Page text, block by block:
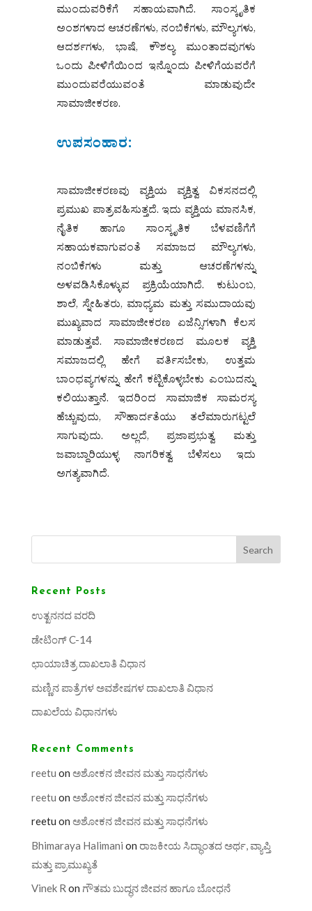
ಮುಂದುವರಿಕೆಗೆ ಸಹಾಯವಾಗಿದೆ. ಸಾಂಸ್ಕೃತಿಕ
ಅಂಶಗಳಾದ ಆಚರಣೆಗಳು, ನಂಬಿಕೆಗಳು, ಮೌಲ್ಯಗಳು,
ಆದರ್ಶಗಳು, ಭಾಷೆ, ಕೌಶಲ್ಯ ಮುಂತಾದವುಗಳು
ಒಂದು ಪೀಳಿಗೆಯಿಂದ ಇನ್ನೊಂದು ಪೀಳಿಗೆಯವರೆಗೆ
ಮುಂದುವರೆಯುವಂತೆ ಮಾಡುವುದೇ
ಸಾಮಾಜೀಕರಣ.
ಉಪಸಂಹಾರ:
ಸಾಮಾಜೀಕರಣವು ವ್ಯಕ್ತಿಯ ವ್ಯಕ್ತಿತ್ವ ವಿಕಸನದಲ್ಲಿ
ಪ್ರಮುಖ ಪಾತ್ರವಹಿಸುತ್ತದೆ. ಇದು ವ್ಯಕ್ತಿಯ ಮಾನಸಿಕ,
ನೈತಿಕ ಹಾಗೂ ಸಾಂಸ್ಕೃತಿಕ ಬೆಳವಣಿಗೆಗೆ
ಸಹಾಯಕವಾಗುವಂತೆ ಸಮಾಜದ ಮೌಲ್ಯಗಳು,
ನಂಬಿಕೆಗಳು ಮತ್ತು ಆಚರಣೆಗಳನ್ನು
ಅಳವಡಿಸಿಕೊಳ್ಳುವ ಪ್ರಕ್ರಿಯೆಯಾಗಿದೆ. ಕುಟುಂಬ,
ಶಾಲೆ, ಸ್ನೇಹಿತರು, ಮಾಧ್ಯಮ ಮತ್ತು ಸಮುದಾಯವು
ಮುಖ್ಯವಾದ ಸಾಮಾಜೀಕರಣ ಏಜೆನ್ಸಿಗಳಾಗಿ ಕೆಲಸ
ಮಾಡುತ್ತವೆ. ಸಾಮಾಜೀಕರಣದ ಮೂಲಕ ವ್ಯಕ್ತಿ
ಸಮಾಜದಲ್ಲಿ ಹೇಗೆ ವರ್ತಿಸಬೇಕು, ಉತ್ತಮ
ಬಾಂಧವ್ಯಗಳನ್ನು ಹೇಗೆ ಕಟ್ಟಿಕೊಳ್ಳಬೇಕು ಎಂಬುದನ್ನು
ಕಲಿಯುತ್ತಾನೆ. ಇದರಿಂದ ಸಾಮಾಜಿಕ ಸಾಮರಸ್ಯ
ಹೆಚ್ಚುವುದು, ಸೌಹಾರ್ದತೆಯು ತಲೆಮಾರುಗಟ್ಟಲೆ
ಸಾಗುವುದು. ಅಲ್ಲದೆ, ಪ್ರಜಾಪ್ರಭುತ್ವ ಮತ್ತು
ಜವಾಬ್ದಾರಿಯುಳ್ಳ ನಾಗರಿಕತ್ವ ಬೆಳೆಸಲು ಇದು
ಅಗತ್ಯವಾಗಿದೆ.
Search
Recent Posts
ಉತ್ಖನನದ ವರದಿ
ಡೇಟಿಂಗ್ C-14
ಛಾಯಾಚಿತ್ರ ದಾಖಲಾತಿ ವಿಧಾನ
ಮಣ್ಣಿನ ಪಾತ್ರೆಗಳ ಅವಶೇಷಗಳ ದಾಖಲಾತಿ ವಿಧಾನ
ದಾಖಲೆಯ ವಿಧಾನಗಳು
Recent Comments
reetu on ಅಶೋಕನ ಜೀವನ ಮತ್ತು ಸಾಧನೆಗಳು
reetu on ಅಶೋಕನ ಜೀವನ ಮತ್ತು ಸಾಧನೆಗಳು
reetu on ಅಶೋಕನ ಜೀವನ ಮತ್ತು ಸಾಧನೆಗಳು
Bhimaraya Halimani on ರಾಜಕೀಯ ಸಿದ್ಧಾಂತದ ಅರ್ಥ, ವ್ಯಾಪ್ತಿ
ಮತ್ತು ಪ್ರಾಮುಖ್ಯತೆ
Vinek R on ಗೌತಮ ಬುದ್ಧನ ಜೀವನ ಹಾಗೂ ಬೋಧನೆ